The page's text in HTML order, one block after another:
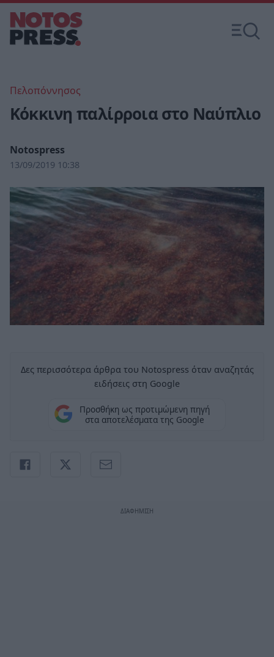
Πελοπόννησος
Κόκκινη παλίρροια στο Ναύπλιο
Notospress
13/09/2019 10:38
Δες περισσότερα άρθρα του Notospress όταν αναζητάς
ειδήσεις στη Google
Προσθήκη ως προτιμώμενη πηγή
στα αποτελέσματα της Google